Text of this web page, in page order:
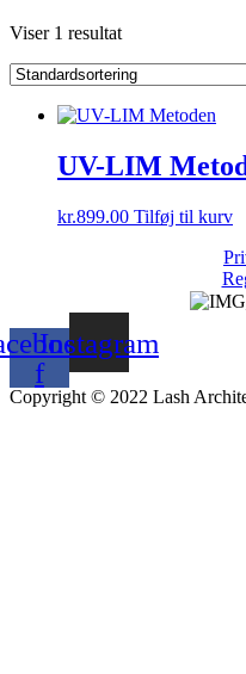
Viser 1 resultat
UV-LIM
kr.899.00 Tilføj til kurv
f
Instagram
Copyright © 2022 Lash